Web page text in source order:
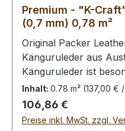
Premium - "K-
(0,7 mm) 0,78 m²
Original Packer
Känguruleder aus
Känguruleder ist
dennoch äußerst zug.-
pflanzliche Gerbung
Freiland, kleinere
Inhalt: 0.78 m² (137,00 € /
Regulärer Preis:
106,86 €
Preise inkl. MwSt. zzgl.